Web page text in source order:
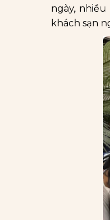
ngày,
khách sạn